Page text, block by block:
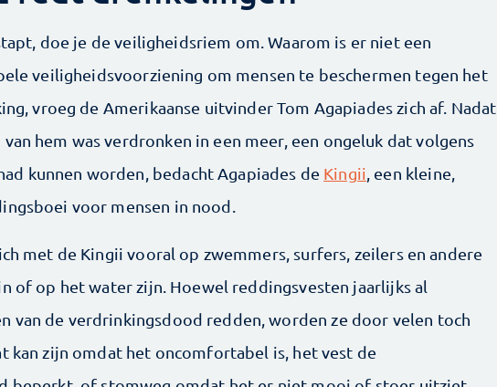
doe je de veiligheidsriem om. Waarom is er niet een
veiligheidsvoorziening om mensen te beschermen tegen het
vroeg de Amerikaanse uitvinder Tom Agapiades zich af. Nadat
hem was verdronken in een meer, een ongeluk dat volgens
kunnen worden, bedacht Agapiades de Kingii , een kleine,
voor mensen in nood.
met de Kingii vooral op zwemmers, surfers, zeilers en andere
of op het water zijn. Hoewel reddingsvesten jaarlijks al
van de verdrinkingsdood redden, worden ze door velen toch
kan zijn omdat het oncomfortabel is, het vest de